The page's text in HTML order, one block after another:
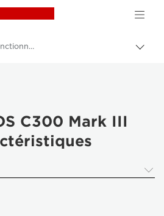
Canon Logo, back to
III
Caractéristiques et fonctionnalités - CANON EOS C300 Mark III
C300 Mark III